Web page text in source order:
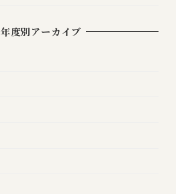
年度別アーカイブ